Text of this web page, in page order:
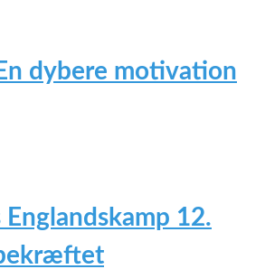
dybere motivation
12.